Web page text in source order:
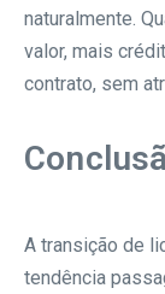
naturalmente.
valor, mais
contrato, sem
A transição de
tendência